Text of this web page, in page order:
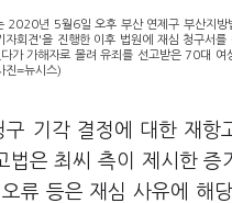
2020년 5월6일 오후 부산 연제구 부산지방
회견'을 진행한 이후 법원에 재심 청구서를
가 가해자로 몰려 유죄를 선고받은 70대
진=뉴시스)
기각 결정에 대한 재항
은 최씨 측이 제시한 증
류 등은 재심 사유에 해